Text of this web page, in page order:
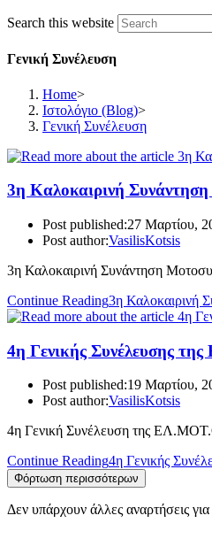
Search this website
Γενική Συνέλευση
Home>
Ιστολόγιο (Blog)>
Γενική Συνέλευση
3η Καλοκαιρινή
Post published:27 Μαρτίου,
Post author:VasilisKotsis
3η Καλοκαιρινή Συνάντηση
Continue Reading3η Καλοκαιρινή
4η Γενικής Συνέλευσης
Post published:19 Μαρτίου,
Post author:VasilisKotsis
4η Γενική Συνέλευση της
Continue Reading4η Γενικής
Φόρτωση περισσότερων
Δεν υπάρχουν άλλες αναρτήσεις